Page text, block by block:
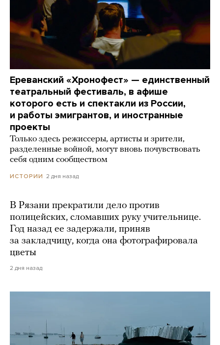
Ереванский «Хронофест» — единственный
театральный фестиваль, в афише
которого есть и спектакли из России,
и работы эмигрантов, и иностранные
проекты
Только здесь режиссеры, артисты и зрители,
разделенные войной, могут вновь почувствовать
себя одним сообществом
ИСТОРИИ 2 дня назад
В Рязани прекратили дело против
полицейских, сломавших руку учительнице.
Год назад ее задержали, приняв
за закладчицу, когда она фотографировала
цветы
2 дня назад